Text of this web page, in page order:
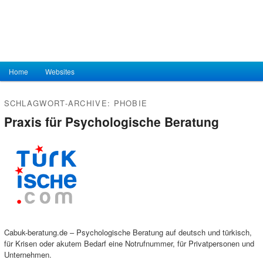
Hauptmenü
Zum Inhalt wechseln
Zum sekundären Inhalt wechseln
Home Websites
SCHLAGWORT-ARCHIVE: PHOBIE
Praxis für Psychologische Beratung
Cabuk-beratung.de – Psychologische Beratung auf deutsch und türkisch,
für Krisen oder akutem Bedarf eine Notrufnummer, für Privatpersonen und
Unternehmen.